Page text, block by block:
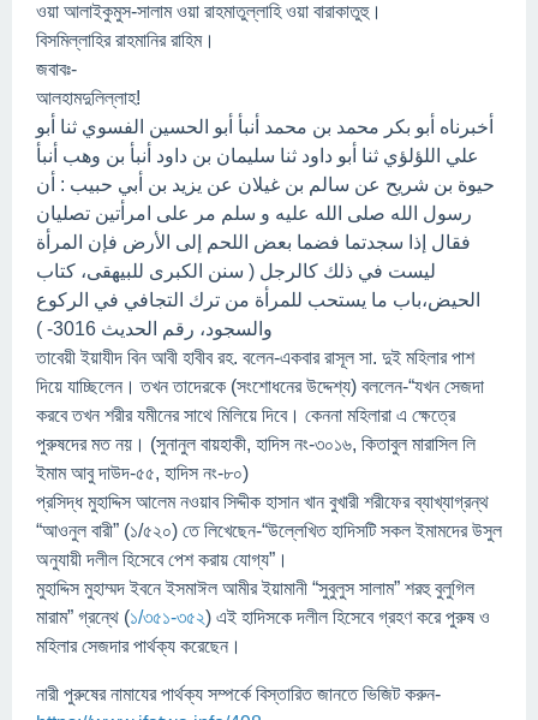
ওয়া আলাইকুমুস-সালাম ওয়া রাহমাতুল্লাহি ওয়া বারাকাতুহু।
বিসমিল্লাহির রাহমানির রাহিম।
জবাবঃ-
আলহামদুলিল্লাহ!
ﺃﺧﺒﺮﻧﺎﻩ ﺃﺑﻮ ﺑﻜﺮ ﻣﺤﻤﺪ ﺑﻦ ﻣﺤﻤﺪ ﺃﻧﺒﺄ ﺃﺑﻮ ﺍﻟﺤﺴﻴﻦ ﺍﻟﻔﺴﻮﻱ ﺛﻨﺎ ﺃﺑﻮ
ﻋﻠﻲ ﺍﻟﻠﺆﻟﺆﻱ ﺛﻨﺎ ﺃﺑﻮ ﺩﺍﻭﺩ ﺛﻨﺎ ﺳﻠﻴﻤﺎﻥ ﺑﻦ ﺩﺍﻭﺩ ﺃﻧﺒﺄ ﺑﻦ ﻭﻫﺐ ﺃﻧﺒﺄ
ﺣﻴﻮﺓ ﺑﻦ ﺷﺮﻳﺢ ﻋﻦ ﺳﺎﻟﻢ ﺑﻦ ﻏﻴﻼﻥ ﻋﻦ ﻳﺰﻳﺪ ﺑﻦ ﺃﺑﻲ ﺣﺒﻴﺐ : ﺃﻥ
ﺭﺳﻮﻝ ﺍﻟﻠﻪ ﺻﻠﻰ ﺍﻟﻠﻪ ﻋﻠﻴﻪ ﻭ ﺳﻠﻢ ﻣﺮ ﻋﻠﻰ ﺍﻣﺮﺃﺗﻴﻦ ﺗﺼﻠﻴﺎﻥ
ﻓﻘﺎﻝ ﺇﺫﺍ ﺳﺠﺪﺗﻤﺎ ﻓﻀﻤﺎ ﺑﻌﺾ ﺍﻟﻠﺤﻢ ﺇﻟﻰ ﺍﻷﺭﺽ ﻓﺈﻥ ﺍﻟﻤﺮﺃﺓ
ﻟﻴﺴﺖ ﻓﻲ ﺫﻟﻚ ﻛﺎﻟﺮﺟﻞ ( ﺳﻨﻦ ﺍﻟﻜﺒﺮﻯ ﻟﻠﺒﻴﻬﻘﻰ، ﻛﺘﺎﺏ
ﺍﻟﺤﻴﺾ،ﺑﺎﺏ ﻣﺎ ﻳﺴﺘﺤﺐ ﻟﻠﻤﺮﺃﺓ ﻣﻦ ﺗﺮﻙ ﺍﻟﺘﺠﺎﻓﻲ ﻓﻲ ﺍﻟﺮﻛﻮﻉ
ﻭﺍﻟﺴﺠﻮﺩ، ﺭﻗﻢ ﺍﻟﺤﺪﻳﺚ 3016- )
তাবেয়ী ইয়াযীদ বিন আবী হাবীব রহ. বলেন-একবার রাসূল সা. দুই মহিলার পাশ
দিয়ে যাচ্ছিলেন। তখন তাদেরকে (সংশোধনের উদ্দেশ্য) বললেন-“যখন সেজদা
করবে তখন শরীর যমীনের সাথে মিলিয়ে দিবে। কেননা মহিলারা এ ক্ষেত্রে
পুরুষদের মত নয়। (সুনানুল বায়হাকী, হাদিস নং-৩০১৬, কিতাবুল মারাসিল লি
ইমাম আবু দাউদ-৫৫, হাদিস নং-৮০)
প্রসিদ্ধ মুহাদ্দিস আলেম নওয়াব সিদ্দীক হাসান খান বুখারী শরীফের ব্যাখ্যাগ্রন্থ
“আওনুল বারী” (১/৫২০) তে লিখেছেন-“উল্লেখিত হাদিসটি সকল ইমামদের উসুল
অনুযায়ী দলীল হিসেবে পেশ করায় যোগ্য”।
মুহাদ্দিস মুহাম্মদ ইবনে ইসমাঈল আমীর ইয়ামানী “সুবুলুস সালাম” শরহু বুলুগিল
মারাম” গ্রন্থে (১/৩৫১-৩৫২) এই হাদিসকে দলীল হিসেবে গ্রহণ করে পুরুষ ও
মহিলার সেজদার পার্থক্য করেছেন।
নারী পুরুষের নামাযের পার্থক্য সম্পর্কে বিস্তারিত জানতে ভিজিট করুন-